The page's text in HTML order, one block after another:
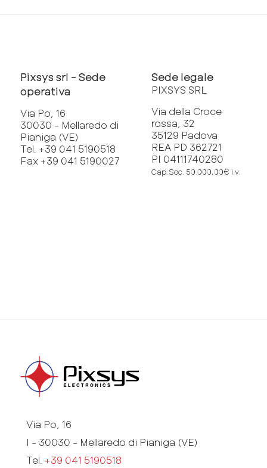
Pixsys srl - Sede
operativa
Via Po, 16
30030 - Mellaredo di
Pianiga (VE)
Tel. +39 041 5190518
Fax +39 041 5190027
Sede legale
PIXSYS SRL
Via della Croce
rossa, 32
35129 Padova
REA PD 362721
PI 04111740280
Cap.Soc. 50.000,00€ i.v.
Via Po, 16
I - 30030 - Mellaredo di Pianiga (VE)
Tel. +39 041 5190518